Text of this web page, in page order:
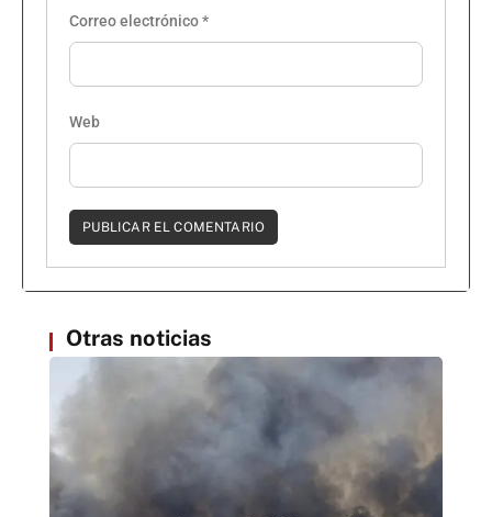
Correo electrónico*
Web
Otras noticias